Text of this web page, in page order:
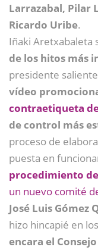
Larrazabal, Pilar
Ricardo Uribe.
Iñaki Aretxabaleta
de los hitos más
presidente
vídeo
contraetiqueta
de control más
proceso de
puesta en
procedimiento
un nuevo comité
José Luis Gómez
hizo hincapié en
encara el